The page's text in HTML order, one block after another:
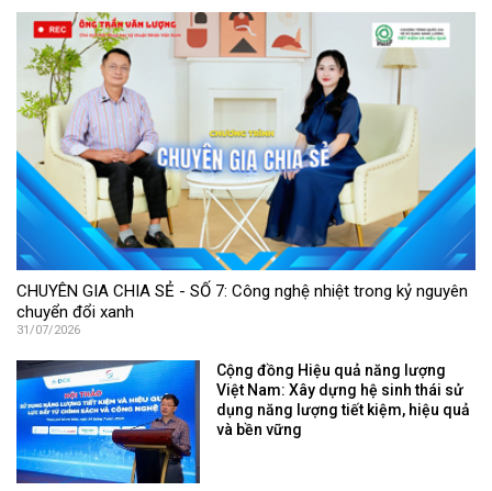
CHUYÊN GIA CHIA SẺ - SỐ 7: Công nghệ nhiệt trong kỷ nguyên
chuyển đổi xanh
31/07/2026
Cộng đồng Hiệu quả năng lượng
Việt Nam: Xây dựng hệ sinh thái sử
dụng năng lượng tiết kiệm, hiệu quả
và bền vững